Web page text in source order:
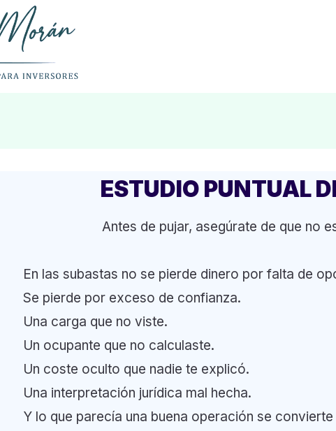
ESTUDIO PUNTUAL
Antes de pujar, asegúrate de que no
En las subastas no se pierde dinero por falta de
Se pierde por exceso de confianza.
Una carga que no viste.
Un ocupante que no calculaste.
Un coste oculto que nadie te explicó.
Una interpretación jurídica mal hecha.
Y lo que parecía una buena operación se